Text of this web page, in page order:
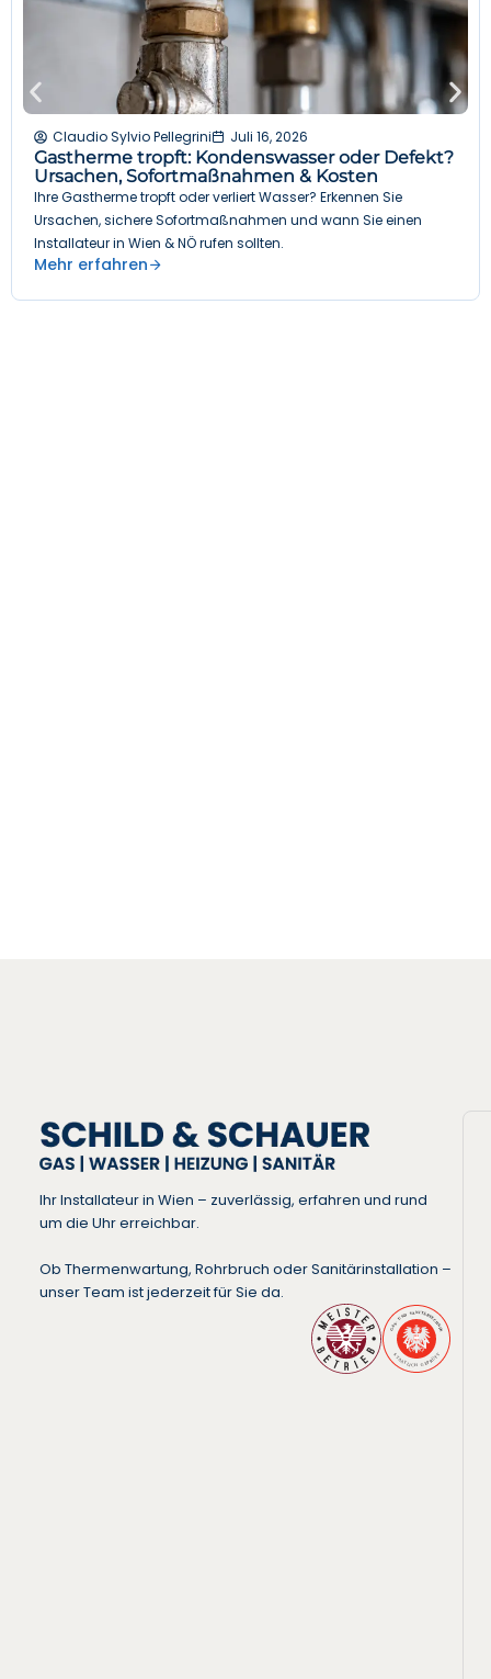
Claudio Sylvio Pellegrini Juli 16, 2026
Gastherme tropft: Kondenswasser oder Defekt?
Ursachen, Sofortmaßnahmen & Kosten
Ihre Gastherme tropft oder verliert Wasser? Erkennen Sie
Ursachen, sichere Sofortmaßnahmen und wann Sie einen
Installateur in Wien & NÖ rufen sollten.
Mehr erfahren
Ihr Installateur in Wien – zuverlässig, erfahren und rund
um die Uhr erreichbar.
Ob Thermenwartung, Rohrbruch oder Sanitärinstallation –
unser Team ist jederzeit für Sie da.